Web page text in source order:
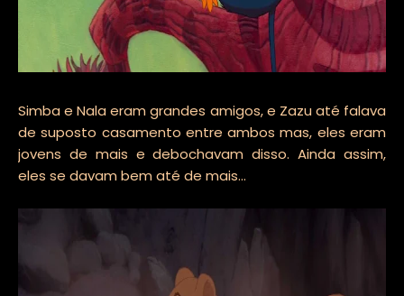
Simba e Nala eram grandes amigos, e Zazu até falava
de suposto casamento entre ambos mas, eles eram
jovens de mais e debochavam disso. Ainda assim,
eles se davam bem até de mais...